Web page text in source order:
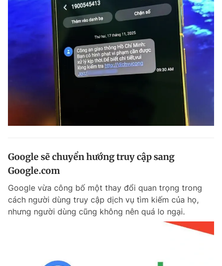
Google sẽ chuyển hướng truy cập sang
Google.com
Google vừa công bố một thay đổi quan trọng trong
cách người dùng truy cập dịch vụ tìm kiếm của họ,
nhưng người dùng cũng không nên quá lo ngại.